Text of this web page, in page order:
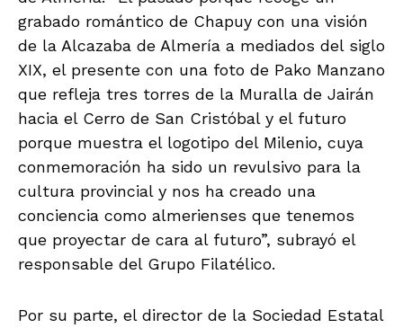
grabado romántico de Chapuy con una visión
de la Alcazaba de Almería a mediados del siglo
XIX, el presente con una foto de Pako Manzano
que refleja tres torres de la Muralla de Jairán
hacia el Cerro de San Cristóbal y el futuro
porque muestra el logotipo del Milenio, cuya
conmemoración ha sido un revulsivo para la
cultura provincial y nos ha creado una
conciencia como almerienses que tenemos
que proyectar de cara al futuro”, subrayó el
responsable del Grupo Filatélico.
Por su parte, el director de la Sociedad Estatal